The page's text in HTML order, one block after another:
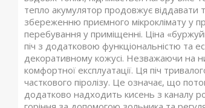
тепло акумулятор продовжує віддавати
збереженню приємного мікроклімату у
перебування у приміщенні. Ціна
піч з додатковою функціональністю та
декоративному кожусі. Незважаючи на
комфортної експлуатації. Ця піч
часткового піролізу. Це означає, що
додатково надходить кисень з каналу